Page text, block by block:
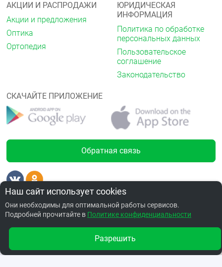
от 1138.00 ₽
Забронировать по адресу ул.Перелета,20
Другие аптеки
АКЦИИ И РАСПРОДАЖИ
Акции и предложения
Оптика
Ортопедия
ЮРИДИЧЕСКАЯ
ИНФОРМАЦИЯ
Политика по обработке
персональных данных
Пользовательское
соглашение
Законодательство
СКАЧАЙТЕ ПРИЛОЖЕНИЕ
Обратная связь
Лицензии
Наш сайт использует cookies
Они необходимы для оптимальной работы сервисов.
Подробней прочитайте в Политике конфиденциальности
Разрешить